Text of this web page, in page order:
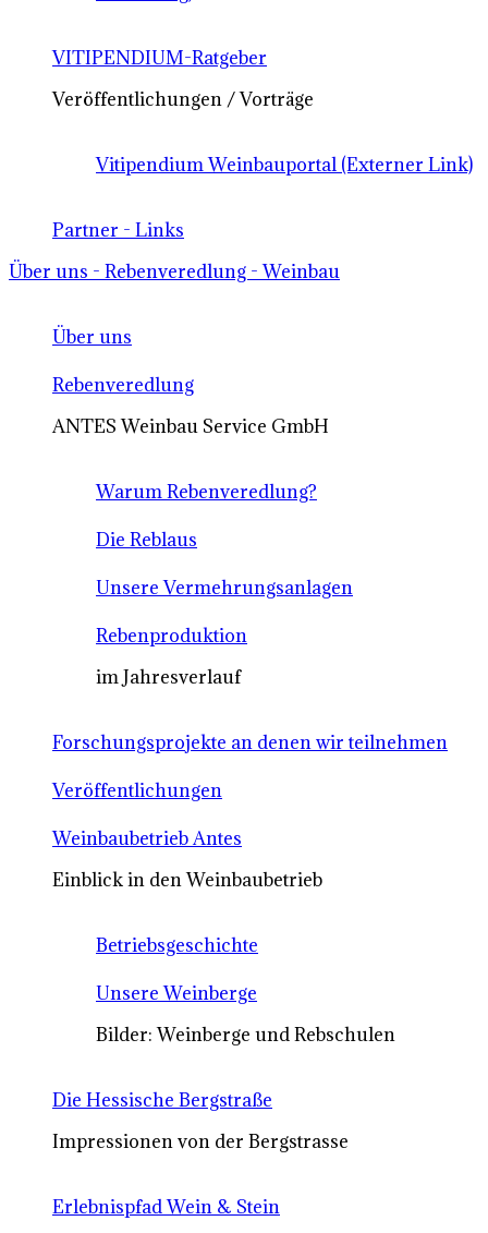
VITIPENDIUM-Ratgeber
Veröffentlichungen / Vorträge
Vitipendium Weinbauportal (Externer Link)
Partner - Links
Über uns - Rebenveredlung - Weinbau
Über uns
Rebenveredlung
ANTES Weinbau Service GmbH
Warum Rebenveredlung?
Die Reblaus
Unsere Vermehrungsanlagen
Rebenproduktion
im Jahresverlauf
Forschungsprojekte an denen wir teilnehmen
Veröffentlichungen
Weinbaubetrieb Antes
Einblick in den Weinbaubetrieb
Betriebsgeschichte
Unsere Weinberge
Bilder: Weinberge und Rebschulen
Die Hessische Bergstraße
Impressionen von der Bergstrasse
Erlebnispfad Wein & Stein